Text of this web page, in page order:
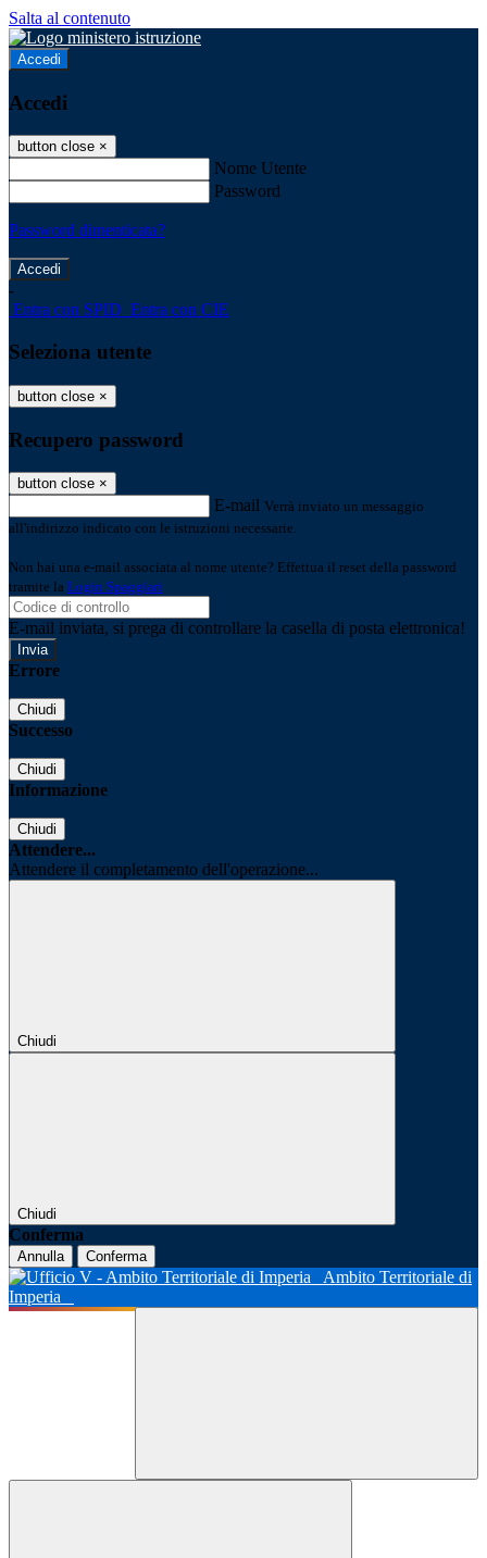
Salta al contenuto
Accedi
Accedi
button close ×
Nome Utente
Password
Password dimenticata?
-
Entra con SPID Entra con CIE
Seleziona utente
button close ×
Recupero password
button close ×
E-mail Verrà inviato un messaggio
all'indirizzo indicato con le istruzioni necessarie.
Non hai una e-mail associata al nome utente? Effettua il reset della password
tramite la Login Spaggiari
E-mail inviata, si prega di controllare la casella di posta elettronica!
Errore
Chiudi
Successo
Chiudi
Informazione
Chiudi
Attendere...
Attendere il completamento dell'operazione...
Chiudi
Chiudi
Conferma
Annulla Conferma
Ambito Territoriale di
Imperia